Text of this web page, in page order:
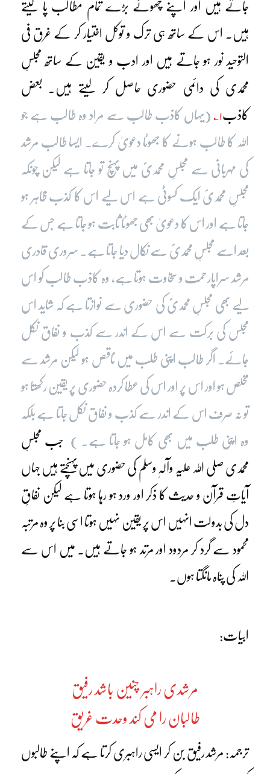
جاتے ہیں اور اپنے چھوٹے بڑے تمام مطالب پا لیتے
ہیں۔ اس کے ساتھ ہی ترک و توکل اختیار کر کے غرق فی
التوحید نور ہو جاتے ہیں اور ادب و یقین کے ساتھ مجلسِ
محمدی کی دائمی حضوری حاصل کر لیتے ہیں۔ بعض
کاذب۱؎ (یہاں کاذب طالب سے مراد وہ طالب ہے جو
اللہ کا طالب ہونے کا جھوٹا دعویٰ کرے۔ ایسا طالب مرشد
کی مہربانی سے مجلسِ محمدیؐ میں پہنچ تو جاتا ہے لیکن چونکہ
مجلسِ محمدیؐ ایک کسوٹی ہے اس لیے اس کا کذب ظاہر ہو
جاتا ہے اور اس کا دعویٰ بھی جھوٹا ثابت ہو جاتا ہے جس کے
بعد اسے مجلسِ محمدیؐ سے نکال دیا جاتا ہے۔ سروری قادری
مرشد سراپارحمت و سخاوت ہوتا ہے، وہ کاذب طالب کو اس
لیے بھی مجلسِ محمدیؐ کی حضوری سے نوازتا ہے کہ شاید اس
مجلس کی برکت سے اس کے اندر سے کذب و نفاق نکل
جائے۔ اگر طالب اپنی طلب میں ناقص ہو لیکن مرشد سے
مخلص ہو اور اس پر اور اس کی عطا کردہ حضوری پر یقین رکھتا ہو
تو نہ صرف اس کے اندر سے کذب و نفاق نکل جاتا ہے بلکہ
وہ اپنی طلب میں بھی کامل ہو جاتا ہے۔ ) جب مجلسِ
محمدی صلی اللہ علیہ وآلہٖ وسلم کی حضوری میں پہنچتے ہیں جہاں
آیاتِ قرآن و حدیث کا ذکر اور ورد ہو رہا ہوتا ہے لیکن نفاقِ
دل کی بدولت انہیں اس پر یقین نہیں ہوتا اسی بنا پر وہ مرتبہ
محمود سے گرد کر مردود اور مرتد ہو جاتے ہیں۔ میں اس سے
اللہ کی پناہ مانگتا ہوں۔
ابیات:
مرشدی راہبر چنین باشد رفیق
طالبان را می کند وحدت غریق
ترجمہ: مرشد رفیق بن کر ایسی راہبری کرتا ہے کہ اپنے طالبوں